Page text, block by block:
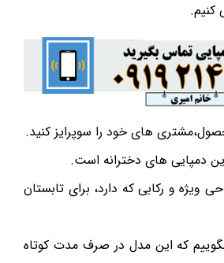
کنیم.
های خود را سوپرایز کنید.
دمپایی های دخترانه است.
ویژه و رکابی که دارد، برای تابستان
که این مدل در صرف مدت کوتاه